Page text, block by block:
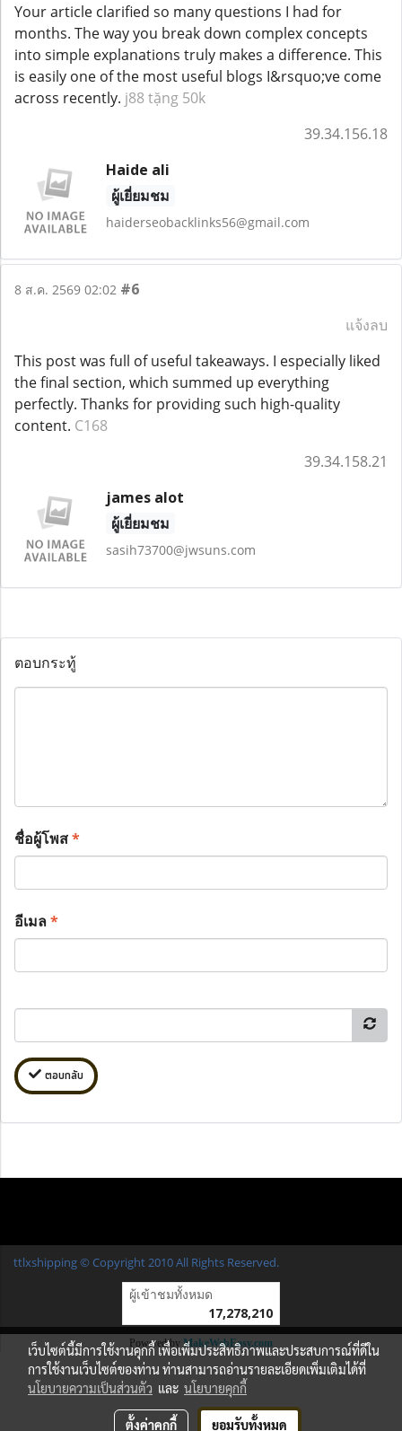
Your article clarified so many questions I had for
months. The way you break down complex concepts
into simple explanations truly makes a difference. This
is easily one of the most useful blogs I&rsquo;ve come
across recently. j88 tặng 50k
39.34.156.18
Haide ali
ผู้เยี่ยมชม
haiderseobacklinks56@gmail.com
8 ส.ค. 2569 02:02 #6
แจ้งลบ
This post was full of useful takeaways. I especially liked
the final section, which summed up everything
perfectly. Thanks for providing such high-quality
content. C168
39.34.158.21
james alot
ผู้เยี่ยมชม
sasih73700@jwsuns.com
ตอบกระทู้
ชื่อผู้โพส*
อีเมล*
ตอบกลับ
ttlxshipping © Copyright 2010 All Rights Reserved.
ผู้เข้าชมวันนี้
Powered byMakeWebEasy.com
เว็บไซต์นี้มีการใช้งานคุกกี้ เพื่อเพิ่มประสิทธิภาพและประสบการณ์ที่ดีใน
การใช้งานเว็บไซต์ของท่าน ท่านสามารถอ่านรายละเอียดเพิ่มเติมได้ที่
นโยบายความเป็นส่วนตัว และ นโยบายคุกกี้
ตั้งค่าคุกกี้ ยอมรับทั้งหมด